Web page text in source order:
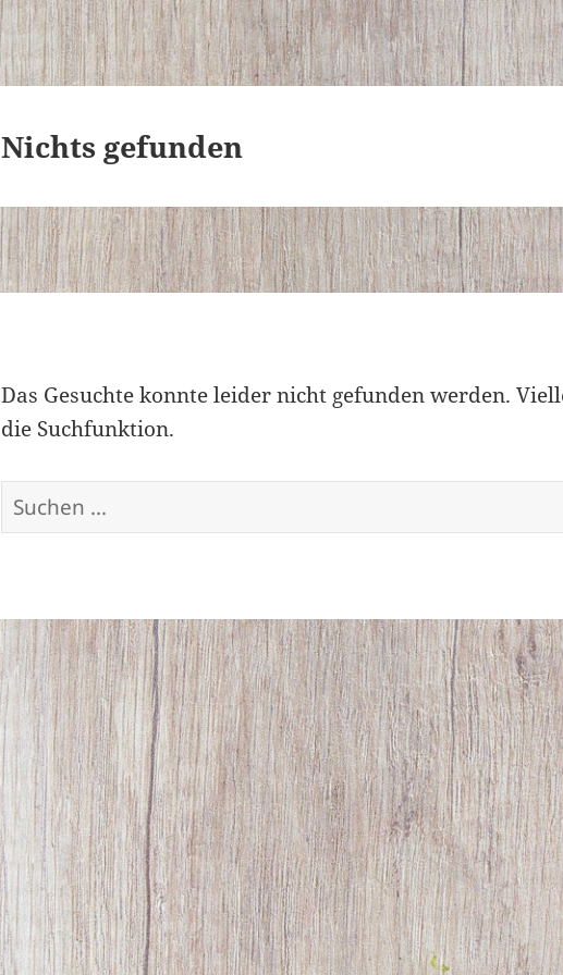
Nichts gefunden
Das Gesuchte konnte leider nicht gefunden werden.
die Suchfunktion.
Suchen
nach: